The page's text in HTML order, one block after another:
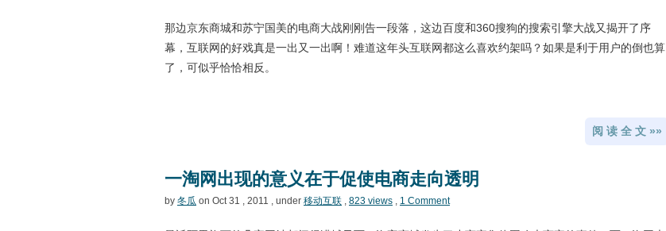
那边京东商城和苏宁国美的电商大战刚刚告一段落，这边百度和360搜狗的搜索引擎大战又揭开了序
幕，互联网的好戏真是一出又一出啊！难道这年头互联网都这么喜欢约架吗？如果是利于用户的倒也算
了，可似乎恰恰相反。
阅 读 全 文 »»
一淘网出现的意义在于促使电商走向透明
by 冬瓜 on Oct 31 , 2011 , under 移动互联 , 823 views , 1 Comment